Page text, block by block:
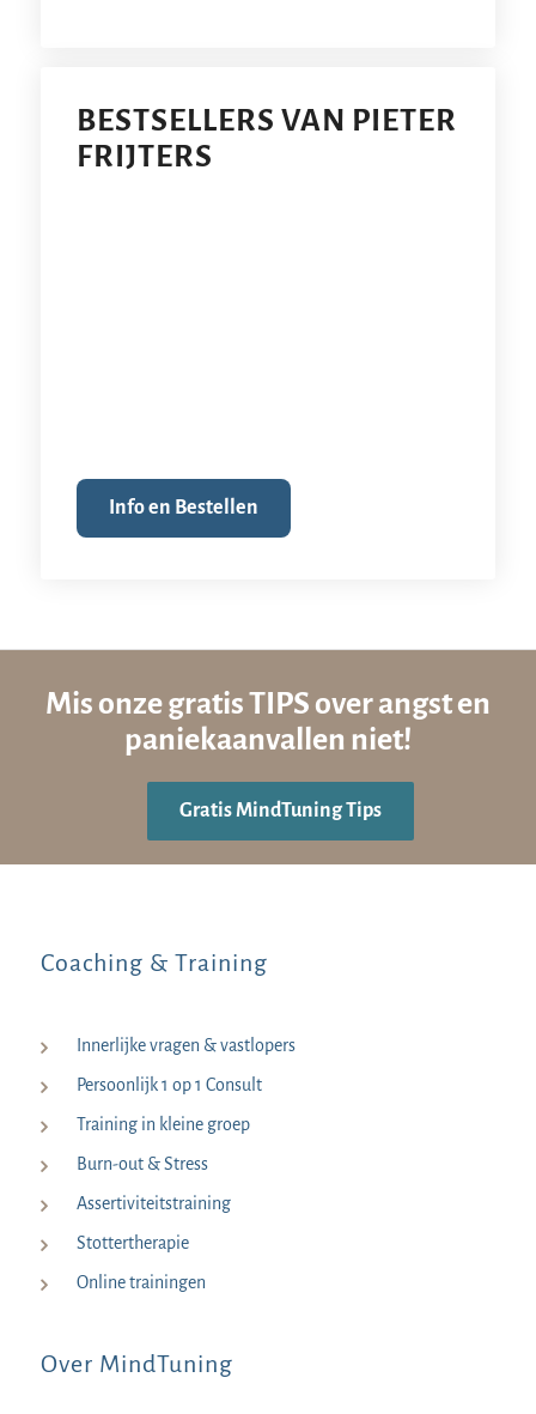
BESTSELLERS VAN PIETER
FRIJTERS
Info en Bestellen
Mis onze gratis TIPS over angst en
paniekaanvallen niet!
Gratis MindTuning Tips
Coaching & Training
Innerlijke vragen & vastlopers
Persoonlijk 1 op 1 Consult
Training in kleine groep
Burn-out & Stress
Assertiviteitstraining
Stottertherapie
Online trainingen
Over MindTuning